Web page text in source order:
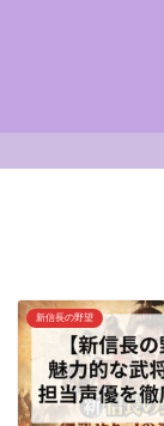
新信長の野望